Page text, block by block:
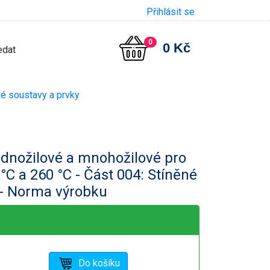
Přihlásit se
0 0 Kč
soustavy a prvky
a mnohožilové pro
a 260 °C - Část 004: Stíněné
Norma výrobku